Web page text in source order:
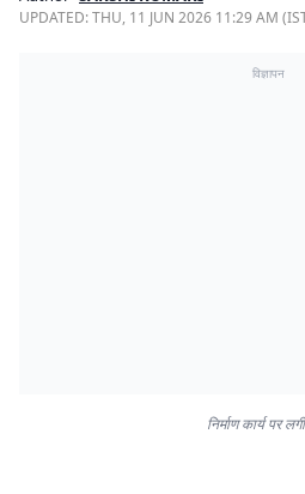
UPDATED:THU, 11 JUN 2026 11:29 AM
विज्ञापन
निर्माण कार्य पर